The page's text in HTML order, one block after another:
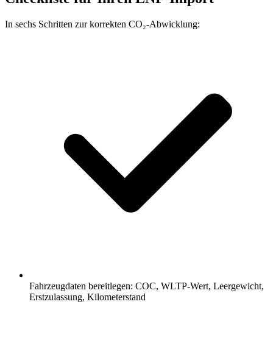
In sechs Schritten zur korrekten CO₂-Abwicklung:
Fahrzeugdaten bereitlegen: COC, WLTP-Wert, Leergewicht,
Erstzulassung, Kilometerstand